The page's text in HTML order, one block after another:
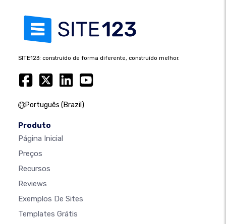
SITE123: construído de forma diferente, construído melhor.
Português (Brazil)
Produto
Página Inicial
Preços
Recursos
Reviews
Exemplos De Sites
Templates Grátis